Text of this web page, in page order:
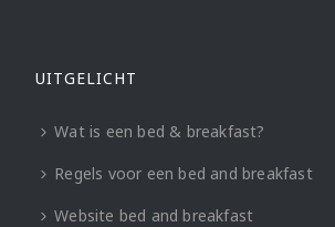
UITGELICHT
Wat is een bed & breakfast?
Regels voor een bed and breakfast
Website bed and breakfast